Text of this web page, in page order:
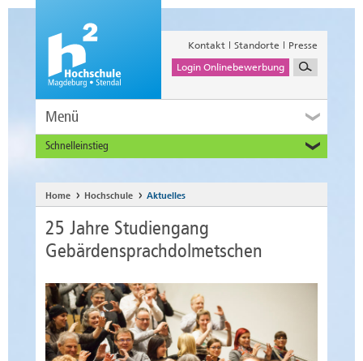
Kontakt Standorte
Presse
Login Onlinebewerbung
Menü
Schnelleinstieg
Alumni
Unternehmen und Institutionen
Studierende
Beschäftigte
Home Hochschule Aktuelles
25 Jahre Studiengang
Gebärdensprachdolmetschen